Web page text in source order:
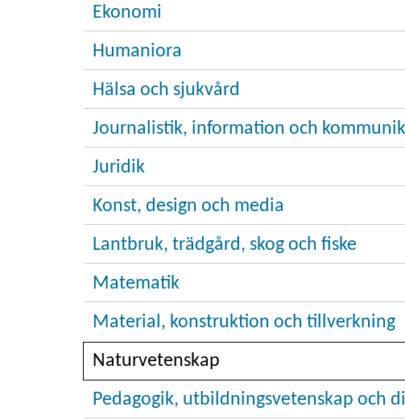
Ekonomi
Humaniora
Hälsa och sjukvård
Journalistik, information och
Juridik
Konst, design och media
Lantbruk, trädgård, skog och fiske
Matematik
Material, konstruktion och tillverkning
Naturvetenskap
Pedagogik, utbildningsvetenskap och